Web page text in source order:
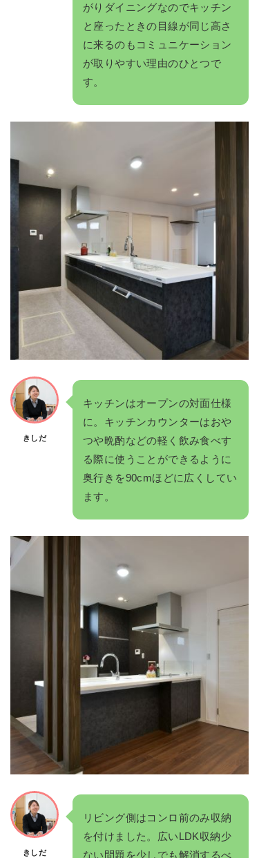
がりダイニングなのでキッチン
と座ったときの目線が同じ高さ
に来るのもコミュニケーション
が取りやすい理由のひとつで
す。
きしだ
キッチンはオープンの対面仕様
に。キッチンカウンターはおや
つや晩酌などの軽く飲み食べす
る際に使うことができるように
奥行きを90cmほどに広くしてい
ます。
きしだ
リビング側はコンロ前のみ収納
を付けました。広いLDK収納少
ない問題を少しでも解消するべ